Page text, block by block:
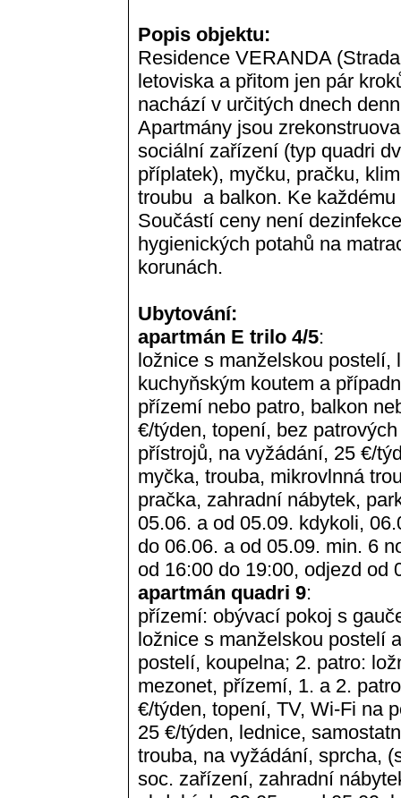
Popis objektu:
Residence VERANDA
letoviska a přitom jen pár
nachází v určitých dnech
Apartmány jsou
sociální zařízení (typ quadri
příplatek), myčku, pračku,
troubu a balkon. Ke
Součástí ceny není
hygienických potahů na
korunách.
Ubytování:
apartmán E trilo 4/5:
ložnice s manželskou postelí,
kuchyňským koutem a
přízemí nebo patro, balkon
€/týden, topení, bez
přístrojů, na vyžádání, 25 €/
myčka, trouba, mikrovlnná
pračka, zahradní nábytek,
05.06. a od 05.09. kdykoli,
do 06.06. a od 05.09. min. 6
od 16:00 do 19:00, odjezd od
apartmán quadri 9:
přízemí: obývací pokoj s
ložnice s manželskou postelí
postelí, koupelna; 2. patro:
mezonet, přízemí, 1. a 2.
€/týden, topení, TV, Wi-Fi na
25 €/týden, lednice,
trouba, na vyžádání, sprcha,
soc. zařízení, zahradní